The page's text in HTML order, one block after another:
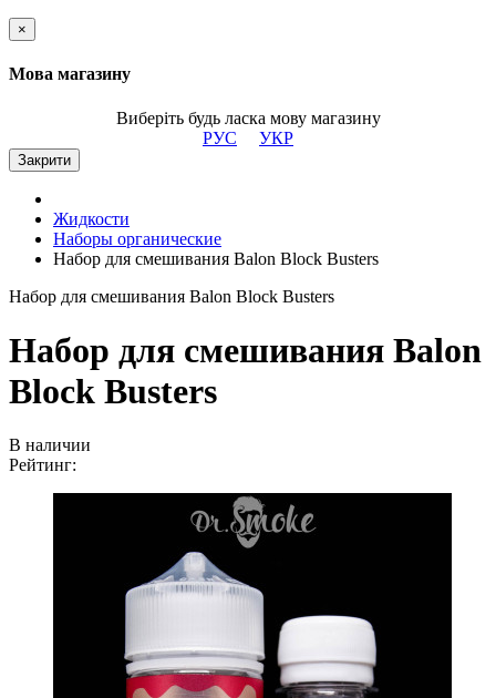
×
Мова магазину
Виберіть будь ласка мову магазину
РУС
УКР
Закрити
Жидкости
Наборы органические
Набор для смешивания Balon Block Busters
Набор для смешивания Balon Block Busters
Набор для смешивания Balon
Block Busters
В наличии
Рейтинг: